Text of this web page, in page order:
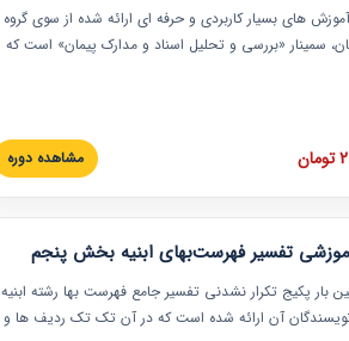
های بسیار کاربردی و حرفه‏ ای ارائه شده از سوی گروه
سمینار «بررسی و تحلیل اسناد و مدارک پیمان» است که
این خصوص ارائه شده است.
مشاهده دوره
تفسیر فهرست‌بهای ابنیه بخش پنجم
بار پکیج تکرار نشدنی تفسیر جامع فهرست بها رشته ابنیه
نویسندگان آن ارائه شده است که در آن تک تک ردیف ها و